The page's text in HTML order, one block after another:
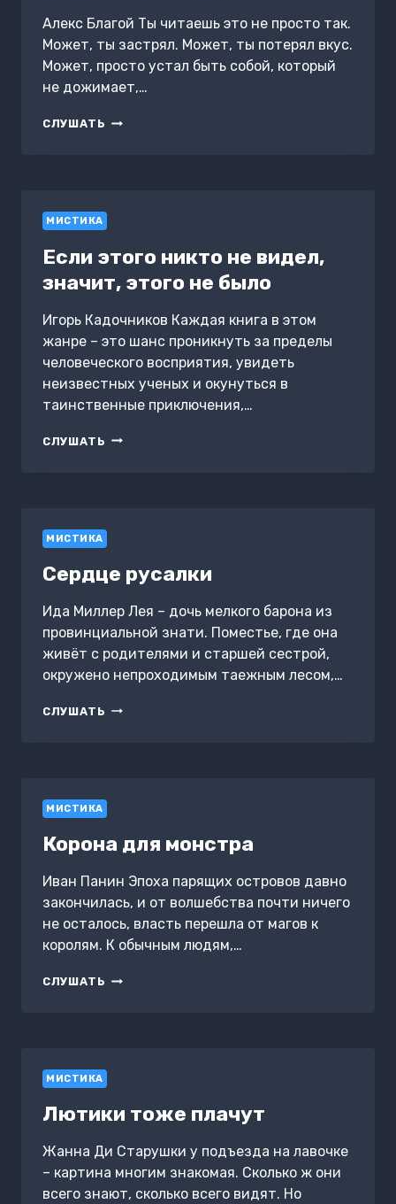
Алекс Благой Ты читаешь это не просто так.
Может, ты застрял. Может, ты потерял вкус.
Может, просто устал быть собой, который
не дожимает,…
СЛУШАТЬ «НА
МИСТИКА
Если этого никто не видел,
значит, этого не было
Игорь Кадочников Каждая книга в этом
жанре – это шанс проникнуть за пределы
человеческого восприятия, увидеть
неизвестных ученых и окунуться в
таинственные приключения,…
СЛУШАТЬ ЕСЛИ
БЫЛО
МИСТИКА
Сердце русалки
Ида Миллер Лея – дочь мелкого барона из
провинциальной знати. Поместье, где она
живёт с родителями и старшей сестрой,
окружено непроходимым таежным лесом,…
СЛУШАТЬ СЕРДЦЕ
МИСТИКА
Корона для монстра
Иван Панин Эпоха парящих островов давно
закончилась, и от волшебства почти ничего
не осталось, власть перешла от магов к
королям. К обычным людям,…
СЛУШАТЬ КОРОНА
МИСТИКА
Лютики тоже плачут
Жанна Ди Старушки у подъезда на лавочке
– картина многим знакомая. Сколько ж они
всего знают, сколько всего видят. Но